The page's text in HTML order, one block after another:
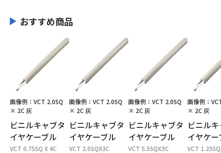
おすすめ商品
画像例：VCT 2.0SQ
× 2C 灰
ビニルキャブタ
イヤケーブル
VCT 0.75SQ X 4C
画像例：VCT 2.0SQ
× 2C 灰
ビニルキャブタ
イヤケーブル
VCT 2.0SQX3C
画像例：VCT 2.0SQ
× 2C 灰
ビニルキャブタ
イヤケーブル
VCT 5.5SQX3C
画像例：
× 2C 灰
ビニル
イヤケ
VCT